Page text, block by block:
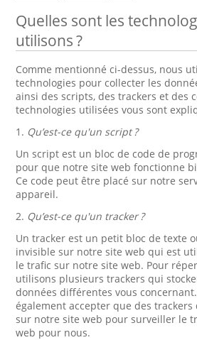
Quelles sont les
utilisons ?
Comme mentionné ci-dessus, nous
technologies pour collecter les
ainsi des scripts, des trackers et des
technologies utilisées vous sont
1. Qu’est-ce qu'un script ?
Un script est un bloc de code de
pour que notre site web fonctionne
Ce code peut être placé sur notre
appareil.
2. Qu’est-ce qu'un tracker ?
Un tracker est un petit bloc de texte
invisible sur notre site web qui est
le trafic sur notre site web. Pour
utilisons plusieurs trackers qui
données différentes vous
également accepter que des
sur notre site web pour surveiller le
web pour nous.